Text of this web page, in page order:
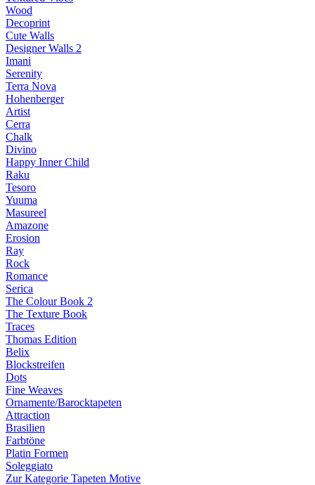
Wood
Decoprint
Cute Walls
Designer Walls 2
Imani
Serenity
Terra Nova
Hohenberger
Artist
Cerra
Chalk
Divino
Happy Inner Child
Raku
Tesoro
Yuuma
Masureel
Amazone
Erosion
Ray
Rock
Romance
Serica
The Colour Book 2
The Texture Book
Traces
Thomas Edition
Belix
Blockstreifen
Dots
Fine Weaves
Ornamente/Barocktapeten
Attraction
Brasilien
Farbtöne
Platin Formen
Soleggiato
Zur Kategorie Tapeten Motive